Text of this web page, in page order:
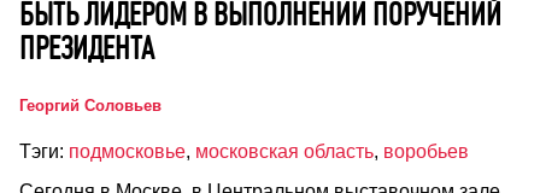
БЫТЬ ЛИДЕРОМ В ВЫПОЛНЕНИИ ПОРУЧЕНИЙ
ПРЕЗИДЕНТА
Георгий Соловьев
Тэги: подмосковье, московская область, воробьев